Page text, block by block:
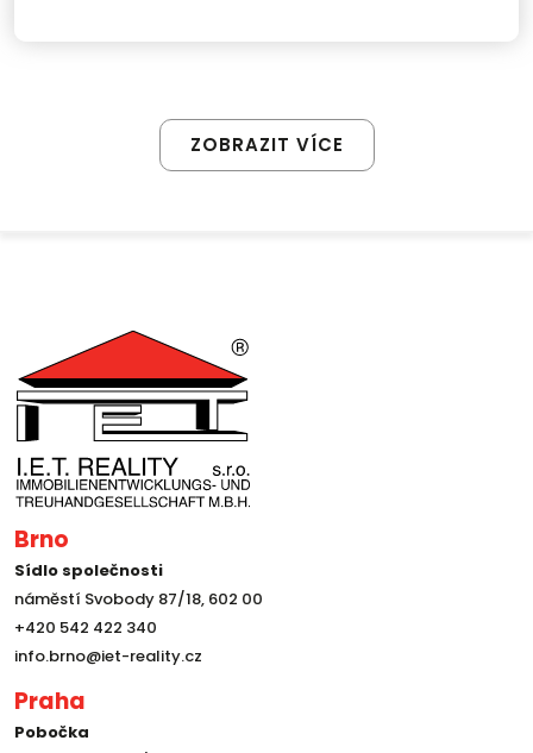
ZOBRAZIT VÍCE
Brno
Sídlo společnosti
náměstí Svobody 87/18, 602 00
+420 542 422 340
info.brno@iet-reality.cz
Praha
Pobočka